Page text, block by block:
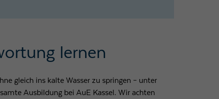
lernen
gleich ins kalte Wasser zu springen – unter
Ausbildung bei AuE Kassel. Wir achten